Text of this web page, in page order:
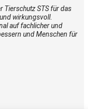
Tierschutz STS für das
wirkungsvoll.
auf fachlicher und
und Menschen für